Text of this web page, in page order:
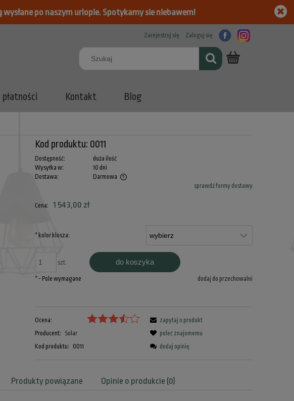
po naszym urlopie. Spotykamy sie niebawem!
Zarejestruj się Zaloguj się
Kontakt Blog
Kod produktu: 0011
Dostępność:
duża ilość
Wysyłka w:
10 dni
Dostawa:
Darmowa
sprawdź formy dostawy
Cena: 1 543,00 zł
* kolor klosza:
szt. do koszyka
dodaj do przechowalni
* - Pole wymagane
Ocena:
Producent:
Solar
Kod produktu:
0011
zapytaj o produkt
poleć znajomemu
dodaj opinię
Produkty powiązane Opinie o produkcie (0)